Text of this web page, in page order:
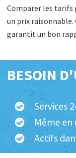
Comparer les tarifs
un prix raisonnable.
garantit un bon
BESOIN
Services
Même en
Actifs